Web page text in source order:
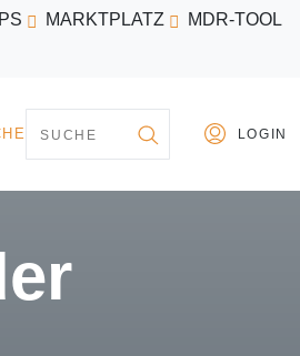
MARKTPLATZ MDR-TOOL